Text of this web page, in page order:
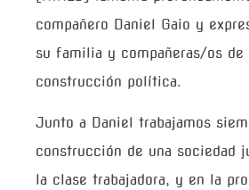
compañero Daniel Gaio y
su familia y compañeras/os
construcción política.
Junto a Daniel trabajamos
construcción de una sociedad
la clase trabajadora, y en la